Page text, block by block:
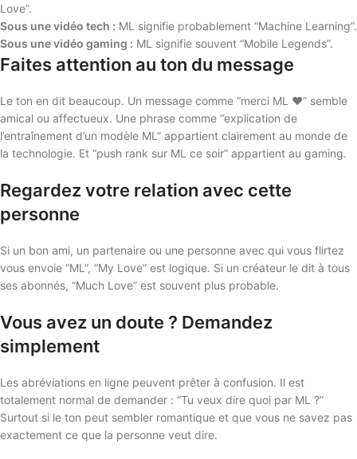
Love”.
Sous une vidéo tech : ML signifie probablement “Machine Learning”.
Sous une vidéo gaming : ML signifie souvent “Mobile Legends”.
Faites attention au ton du message
Le ton en dit beaucoup. Un message comme “merci ML ❤️” semble
amical ou affectueux. Une phrase comme “explication de
l’entraînement d’un modèle ML” appartient clairement au monde de
la technologie. Et “push rank sur ML ce soir” appartient au gaming.
Regardez votre relation avec cette
personne
Si un bon ami, un partenaire ou une personne avec qui vous flirtez
vous envoie “ML”, “My Love” est logique. Si un créateur le dit à tous
ses abonnés, “Much Love” est souvent plus probable.
Vous avez un doute ? Demandez
simplement
Les abréviations en ligne peuvent prêter à confusion. Il est
totalement normal de demander : “Tu veux dire quoi par ML ?”
Surtout si le ton peut sembler romantique et que vous ne savez pas
exactement ce que la personne veut dire.